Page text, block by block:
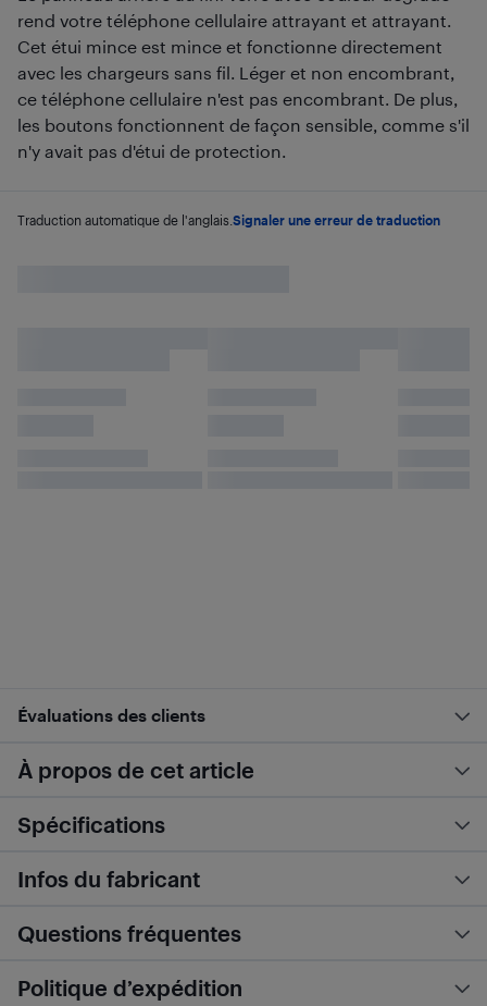
rend votre téléphone cellulaire attrayant et attrayant.
Cet étui mince est mince et fonctionne directement
avec les chargeurs sans fil. Léger et non encombrant,
ce téléphone cellulaire n'est pas encombrant. De plus,
les boutons fonctionnent de façon sensible, comme s'il
n'y avait pas d'étui de protection.
Traduction automatique de l'anglais. Signaler une erreur de traduction
Évaluations des clients
À propos de cet article
Spécifications
Infos du fabricant
Questions fréquentes
Politique d’expédition